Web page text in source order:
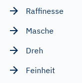
Raffinesse
Masche
Dreh
Feinheit